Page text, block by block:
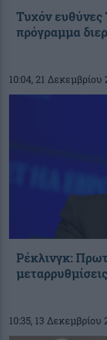
Τυχόν ευθύνες
πρόγραμμα
10:04, 21 Δεκεμβρίου
Ρέκλινγκ:
10:35, 13 Δεκεμβρίου